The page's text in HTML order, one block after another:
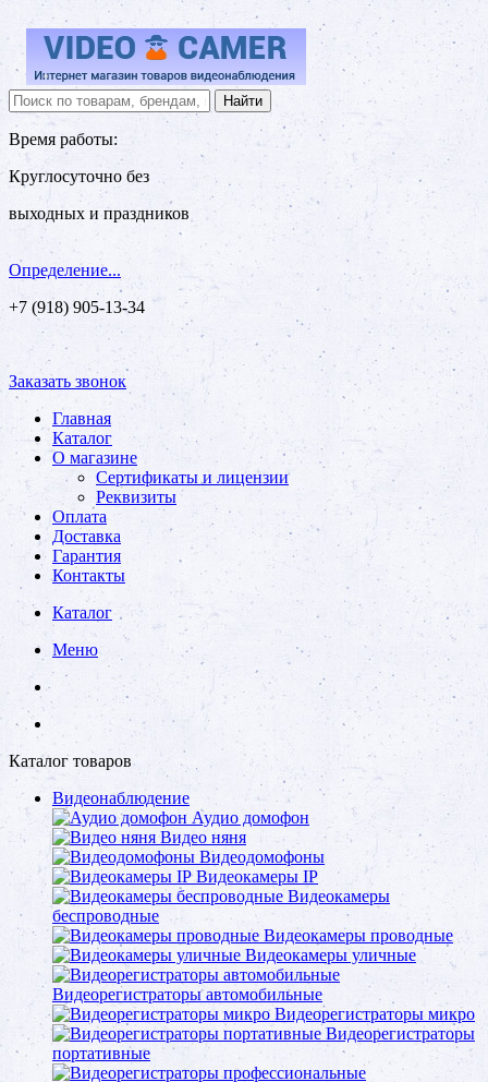
Время работы:
Круглосуточно без
выходных и праздников
Определение...
+7 (918) 905-13-34
Заказать звонок
Главная
Каталог
О магазине
Сертификаты и лицензии
Реквизиты
Оплата
Доставка
Гарантия
Контакты
Каталог
Меню
Каталог товаров
Видеонаблюдение
Аудио домофон
Видео няня
Видеодомофоны
Видеокамеры IP
Видеокамеры
беспроводные
Видеокамеры проводные
Видеокамеры уличные
Видеорегистраторы автомобильные
Видеорегистраторы микро
Видеорегистраторы
портативные